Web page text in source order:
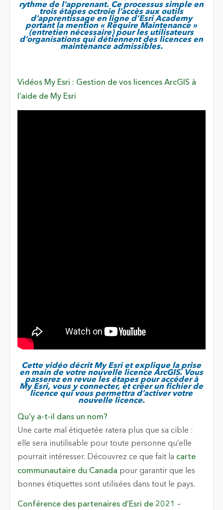
rythme de l’apprenant. Ce processus simple en
trois étapes octroie l’accès aux outils
d’apprentissage en ligne d’Esri Academy
portant la mention « Require Maintenance »
(entretien nécessaire) pour les utilisateurs
d’organisations qui détiennent des licences en
maintenance admissibles.
Vidéos My Esri : Gestion de vos licences ArcGIS à
l’aide de My Esri
Cette vidéo décrit My Esri et explique la prise
en main de votre nouvelle licence ArcGIS. Vous
passerez en revue les étapes pour accéder à
My Esri, vous y connecter, et créer un fichier de
licence qui vous permettra d’activer votre
nouvelle licence.
Qu’y a-t-il dans un nom?
Une carte mal étiquetée ratera plus que sa cible :
elle sera inutilisable pour toute personne qu’elle
pourrait intéresser. Découvrez ce que fait la carte
communautaire du Canada pour garantir que les
bonnes étiquettes sont utilisées dans tout le pays.
Conférence des partenaires d’Esri de 2021 –